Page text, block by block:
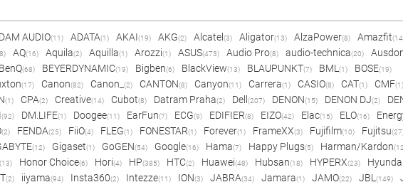
AUDIO(11) ADATA(1) AKAI(19) AKG(2) Alcatel (3) Aligator(13) AlzaPower(8) Amazfit
AQ(16) Aquila(2) Aquilla(1) Arozzi(1) ASUS(473) Audio Pro(8) audio-technica(20)
(68) BEYERDYNAMIC(19) Bigben(6) BlackView(13) BLAUPUNKT(7) BML(1) BOSE(19)
(17) Canon(82) Canon_ (2) CANTON(8) Canyon(11) Carrera(1) CASIO(8) CAT(1) CMF(1)
(1) CPA(2) Creative(14) Cubot(8) Datram Praha(2) Dell (207) DENON(15) DENON DJ(2)
(92) DM.LIFE(1) Doogee(11) EarFun(7) ECG(9) EDIFIER(8) EIZO(42) Elac(15) ELO(16)
(2) FENDA(25) FiiO(4) FLEG(1) FONESTAR(1) Forever(1) FrameXX(3) Fujifilm(10) Fujitsu
(12) Gigaset(1) GoGEN(54) Google(16) Hama(7) Happy Plugs(5) Harman/Kardon
(13)
Honor Choice(6) Hori(4) HP(385) HTC(2) Huawei(48) Hubsan(18) HYPERX(23) Hyundai
(2) iiyama(94) Insta360(2) Intezze(11) ION(3) JABRA(34) Jamara(1) JAMO(22) JBL(149)